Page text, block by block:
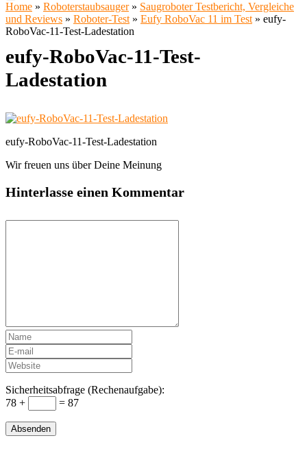
Home » Roboterstaubsauger» Saugroboter Testbericht, Vergleiche
und Reviews » Roboter-Test » Eufy RoboVac 11 im Test » eufy-
RoboVac-11-Test-Ladestation
eufy-RoboVac-11-Test-
Ladestation
eufy-RoboVac-11-Test-Ladestation
Wir freuen uns über Deine Meinung
Hinterlasse einen Kommentar
Sicherheitsabfrage (Rechenaufgabe):
78 +
= 87